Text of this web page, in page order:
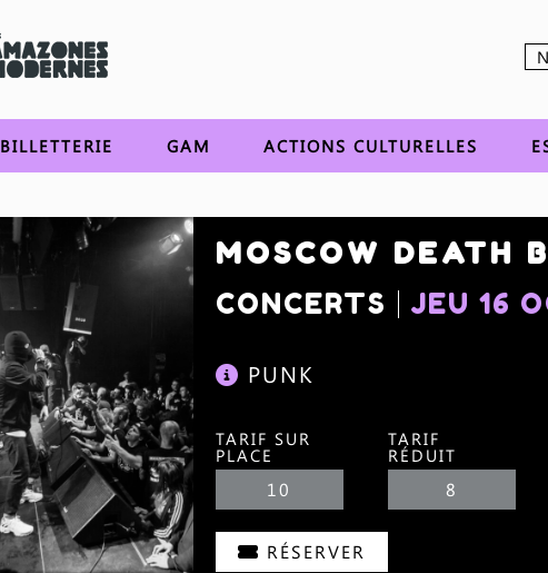
Aller au contenu
BILLETTERIE GAM ACTIONS CULTURELLES
MOSCOW DEATH
CONCERTS JEU 16
PUNK
TARIF SUR
PLACE
10
TARIF
RÉDUIT
8
RÉSERVER